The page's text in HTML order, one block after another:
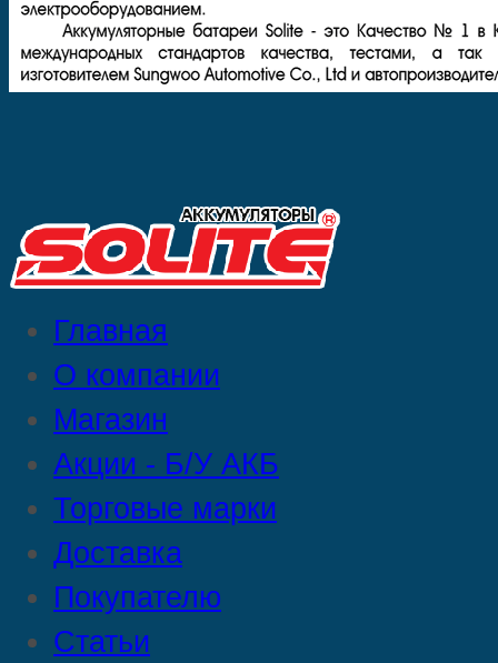
Главная
О компании
Магазин
Акции - Б/У АКБ
Торговые марки
Доставка
Покупателю
Статьи